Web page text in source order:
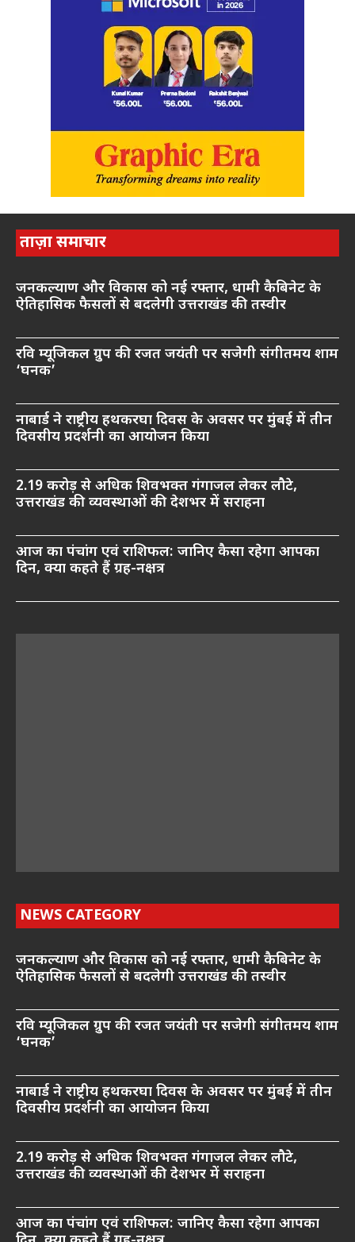
ताज़ा समाचार
जनकल्याण और विकास को नई रफ्तार, धामी कैबिनेट के
ऐतिहासिक फैसलों से बदलेगी उत्तराखंड की तस्वीर
रवि म्यूजिकल ग्रुप की रजत जयंती पर सजेगी संगीतमय शाम
‘घनक’
नाबार्ड ने राष्ट्रीय हथकरघा दिवस के अवसर पर मुंबई में तीन
दिवसीय प्रदर्शनी का आयोजन किया
2.19 करोड़ से अधिक शिवभक्त गंगाजल लेकर लौटे,
उत्तराखंड की व्यवस्थाओं की देशभर में सराहना
आज का पंचांग एवं राशिफल: जानिए कैसा रहेगा आपका
दिन, क्या कहते हैं ग्रह-नक्षत्र
NEWS CATEGORY
जनकल्याण और विकास को नई रफ्तार, धामी कैबिनेट के
ऐतिहासिक फैसलों से बदलेगी उत्तराखंड की तस्वीर
रवि म्यूजिकल ग्रुप की रजत जयंती पर सजेगी संगीतमय शाम
‘घनक’
नाबार्ड ने राष्ट्रीय हथकरघा दिवस के अवसर पर मुंबई में तीन
दिवसीय प्रदर्शनी का आयोजन किया
2.19 करोड़ से अधिक शिवभक्त गंगाजल लेकर लौटे,
उत्तराखंड की व्यवस्थाओं की देशभर में सराहना
आज का पंचांग एवं राशिफल: जानिए कैसा रहेगा आपका